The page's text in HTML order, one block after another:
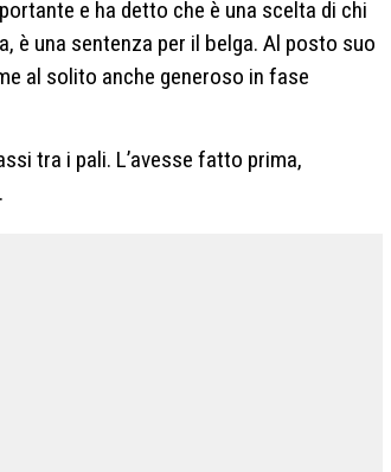
e ha detto che è una scelta di chi
è una sentenza per il belga. Al posto suo
al solito anche generoso in fase
tra i pali. L’avesse fatto prima,